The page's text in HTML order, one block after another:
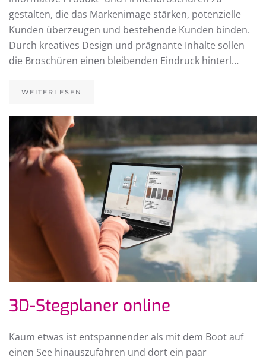
gestalten, die das Markenimage stärken, potenzielle
Kunden überzeugen und bestehende Kunden binden.
Durch kreatives Design und prägnante Inhalte sollen
die Broschüren einen bleibenden Eindruck hinterl…
WEITERLESEN
3D-Stegplaner online
Kaum etwas ist entspannender als mit dem Boot auf
einen See hinauszufahren und dort ein paar